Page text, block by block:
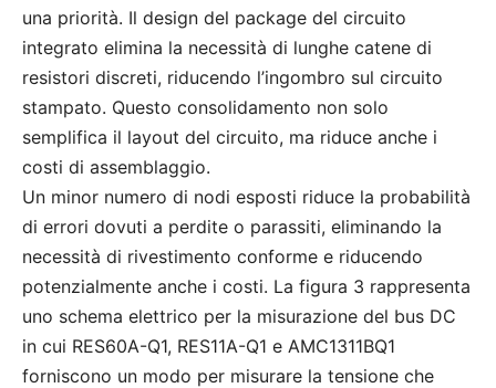
una priorità. Il design del package del circuito
integrato elimina la necessità di lunghe catene di
resistori discreti, riducendo l’ingombro sul circuito
stampato. Questo consolidamento non solo
semplifica il layout del circuito, ma riduce anche i
costi di assemblaggio.
Un minor numero di nodi esposti riduce la probabilità
di errori dovuti a perdite o parassiti, eliminando la
necessità di rivestimento conforme e riducendo
potenzialmente anche i costi. La figura 3 rappresenta
uno schema elettrico per la misurazione del bus DC
in cui RES60A-Q1, RES11A-Q1 e AMC1311BQ1
forniscono un modo per misurare la tensione che